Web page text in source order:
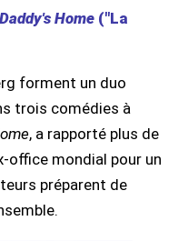
Daddy's Home ("La
forment un duo
trois comédies à
, a rapporté plus de
office mondial pour un
préparent de